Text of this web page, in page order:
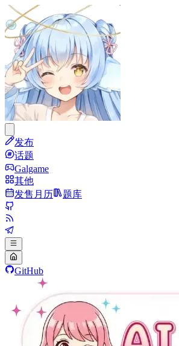
发布
话题
Galgame
其他
发售月历
题库
GitHub